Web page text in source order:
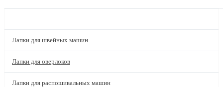
Лапки для швейных машин
Лапки для оверлоков
Лапки для распошивальных машин